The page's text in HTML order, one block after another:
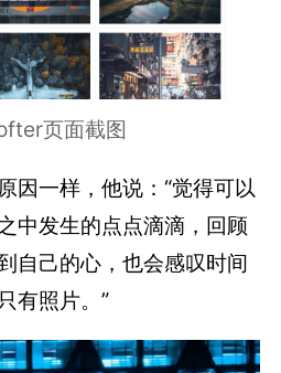
页面截图
因一样，他说：“觉得可以
中发生的点点滴滴，回顾
自己的心，也会感叹时间
有照片。”